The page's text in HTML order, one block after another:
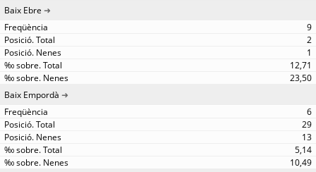
Baix Ebre
9
2
1
12,71
23,50
Baix Empordà
6
29
13
5,14
10,49